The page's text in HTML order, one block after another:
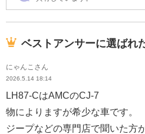
ベストアンサーに選ばれ
にゃんこさん
2026.5.14 18:14
LH87-CはAMCのCJ-7
物によりますが希少な車です。
ジープなどの専門店で聞いた方